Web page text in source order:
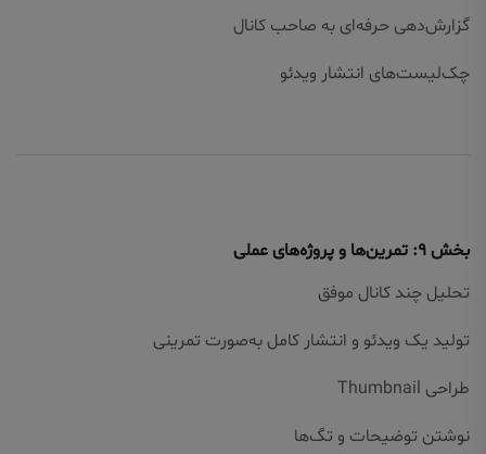
گزارش‌دهی حرفه‌ای به صاحب کانال
چک‌لیست‌های انتشار ویدئو
بخش ۹: تمرین‌ها و پروژه‌های عملی
تحلیل چند کانال موفق
تولید یک ویدئو و انتشار کامل به‌صورت تمرینی
طراحی Thumbnail
نوشتن توضیحات و تگ‌ها